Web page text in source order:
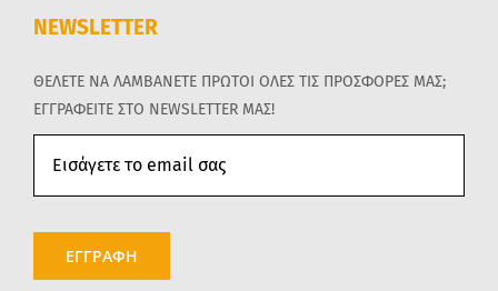
NEWSLETTER
ΘΕΛΕΤΕ ΝΑ ΛΑΜΒΑΝΕΤΕ ΠΡΩΤΟΙ ΟΛΕΣ ΤΙΣ ΠΡΟΣΦΟΡΕΣ ΜΑΣ;
ΕΓΓΡΑΦΕΙΤΕ ΣΤΟ NEWSLETTER ΜΑΣ!
ΕΓΓΡΑΦΗ